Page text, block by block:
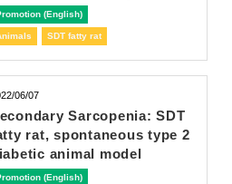
(English)
SDT fatty rat
06/07
Sarcopenia: SDT
rat, spontaneous type 2
animal model
(English)